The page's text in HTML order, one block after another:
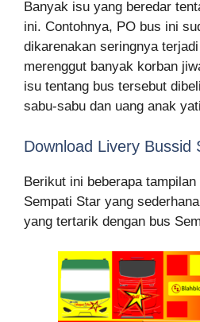
Banyak isu yang beredar
ini. Contohnya, PO bus ini
dikarenakan seringnya
merenggut banyak korban
isu tentang bus tersebut
sabu-sabu dan uang anak
Download Livery Bussid
Berikut ini beberapa
Sempati Star yang
yang tertarik dengan bus